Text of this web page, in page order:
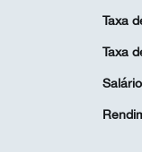
Taxa
Taxa